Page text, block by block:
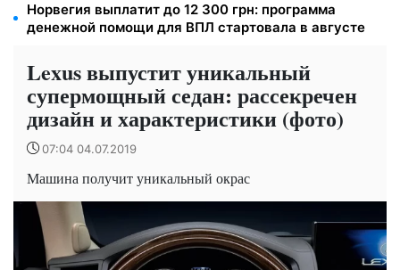
Норвегия выплатит до 12 300 грн: программа
денежной помощи для ВПЛ стартовала в августе
Lexus выпустит уникальный
супермощный седан: рассекречен
дизайн и характеристики (фото)
07:04 04.07.2019
Машина получит уникальный окрас